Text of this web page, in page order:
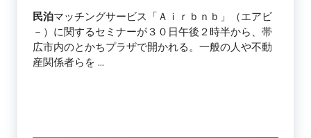
民泊マッチングサービス「Ａｉｒｂｎｂ」（エアビ
－）に関するセミナーが３０日午後２時半から、帯
広市内のとかちプラザで開かれる。一般の人や不動
産関係者らを …